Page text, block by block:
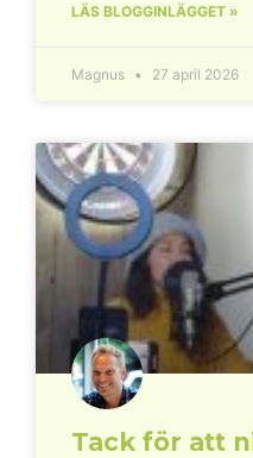
LÄS BLOGGINLÄGGET »
Magnus 27 april 2026
Tack för att